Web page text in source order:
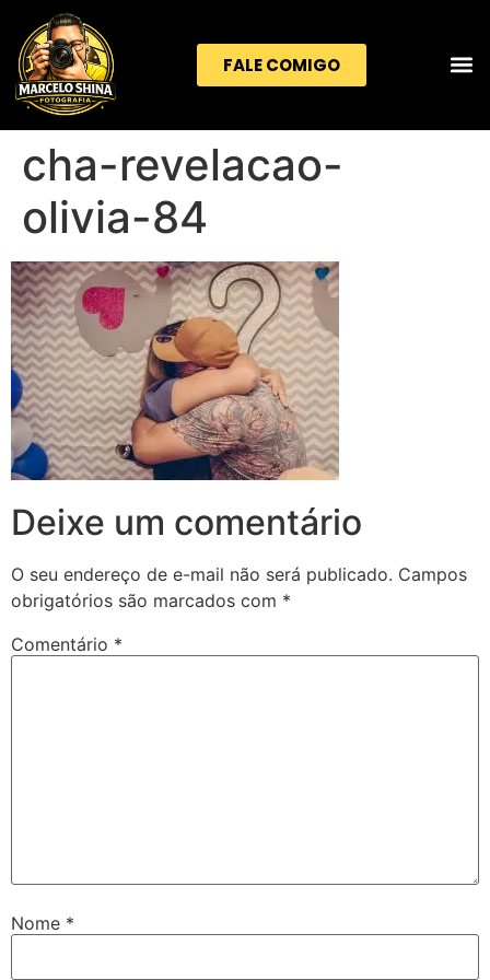
FALE COMIGO
cha-revelacao-
olivia-84
Deixe um comentário
O seu endereço de e-mail não será publicado. Campos
obrigatórios são marcados com *
Comentário *
Nome *